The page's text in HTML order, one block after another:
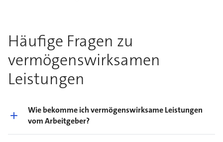
Häufige Fragen zu
vermögenswirksamen
Leistungen
Wie bekomme ich vermögenswirksame Leistungen
vom Arbeitgeber?